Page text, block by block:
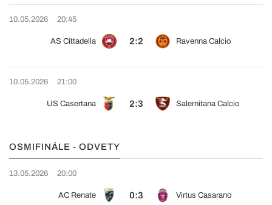
10.05.2026 20:45
AS Cittadella 2:2 Ravenna Calcio
10.05.2026 21:00
US Casertana 2:3 Salernitana Calcio
OSMIFINÁLE - ODVETY
13.05.2026 20:00
AC Renate 0:3 Virtus Casarano